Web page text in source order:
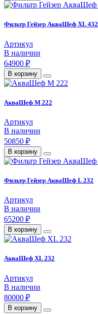
Фильтр Гейзер АкваШеф XL 432
Артикул
В наличии
64900 ₽
В корзину
АкваШеф M 222
Артикул
В наличии
50850 ₽
В корзину
Фильтр Гейзер АкваШеф L 232
Артикул
В наличии
65200 ₽
В корзину
АкваШеф XL 232
Артикул
В наличии
80000 ₽
В корзину